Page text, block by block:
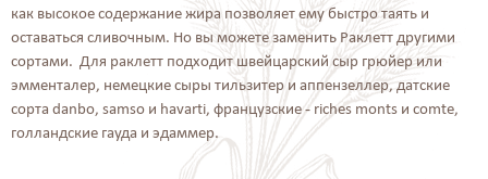
как высокое содержание жира позволяет ему быстро таять и
оставаться сливочным. Но вы можете заменить Раклетт другими
сортами. Для раклетт подходит швейцарский сыр грюйер или
эмменталер, немецкие сыры тильзитер и аппензеллер, датские
сорта danbo, samso и havarti, французские - riches monts и comte,
голландские гауда и эдаммер.